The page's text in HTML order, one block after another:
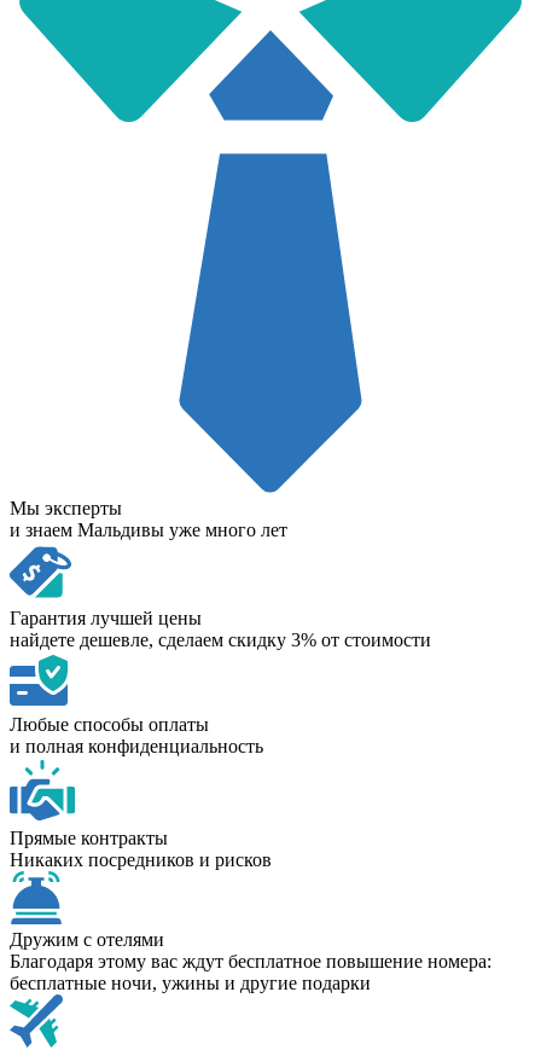
Мы эксперты
и знаем Мальдивы уже много лет
Гарантия лучшей цены
найдете дешевле, сделаем скидку 3% от стоимости
Любые способы оплаты
и полная конфиденциальность
Прямые контракты
Никаких посредников и рисков
Дружим с отелями
Благодаря этому вас ждут бесплатное повышение номера:
бесплатные ночи, ужины и другие подарки